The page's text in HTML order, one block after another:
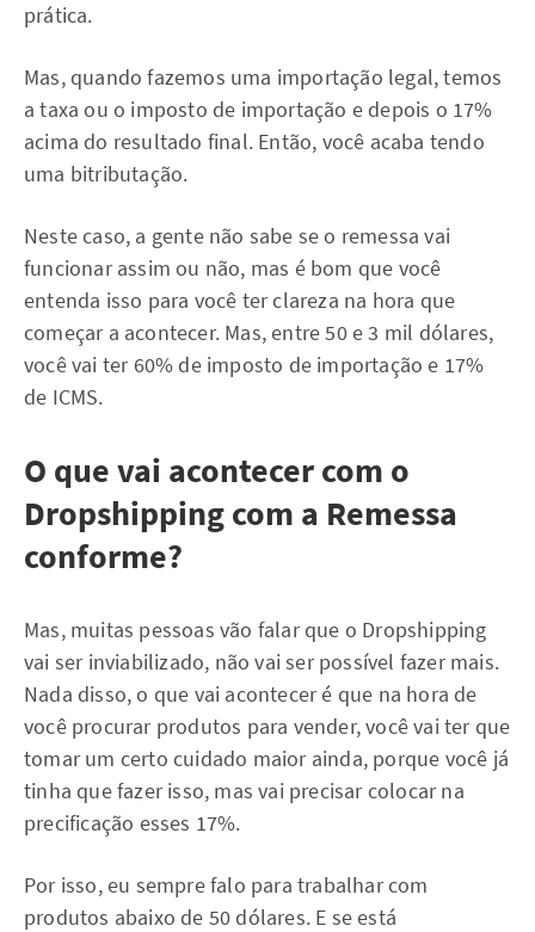
prática.
Mas, quando fazemos uma importação legal, temos
a taxa ou o imposto de importação e depois o 17%
acima do resultado final. Então, você acaba tendo
uma bitributação.
Neste caso, a gente não sabe se o remessa vai
funcionar assim ou não, mas é bom que você
entenda isso para você ter clareza na hora que
começar a acontecer. Mas, entre 50 e 3 mil dólares,
você vai ter 60% de imposto de importação e 17%
de ICMS.
O que vai acontecer com o
Dropshipping com a Remessa
conforme?
Mas, muitas pessoas vão falar que o Dropshipping
vai ser inviabilizado, não vai ser possível fazer mais.
Nada disso, o que vai acontecer é que na hora de
você procurar produtos para vender, você vai ter que
tomar um certo cuidado maior ainda, porque você já
tinha que fazer isso, mas vai precisar colocar na
precificação esses 17%.
Por isso, eu sempre falo para trabalhar com
produtos abaixo de 50 dólares. E se está